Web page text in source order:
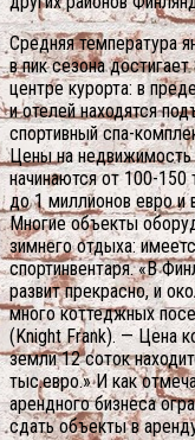
Средняя температура
в пик сезона
центре курорта: в
и отелей находятся
спортивный спа-
Цены на
начинаются от 100-
до 1 миллионов евро и
Многие объекты
зимнего отдыха:
спортинвентаря. «В
развит прекрасно, и
много коттеджных
(Knight Frank). — Цена
земли 12 соток
тыс.евро.» И как
арендного бизнеса
сдать объекты в